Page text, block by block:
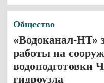
Общество
«Водоканал-НТ»
работы на
водоподготовки
гидроузла